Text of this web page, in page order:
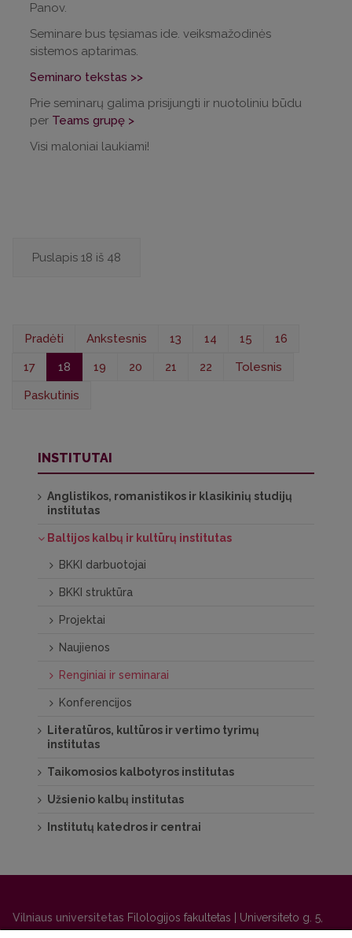
Panov.
Seminare bus tęsiamas ide. veiksmažodinės
sistemos aptarimas.
Seminaro tekstas >>
Prie seminarų galima prisijungti ir nuotoliniu būdu
per Teams grupę >
Visi maloniai laukiami!
Puslapis 18 iš 48
Pradėti Ankstesnis 13 14 15
16
17
18 19 20 21 22
Tolesnis
Paskutinis
INSTITUTAI
Anglistikos, romanistikos ir klasikinių studijų
institutas
Baltijos kalbų ir kultūrų institutas
BKKI darbuotojai
BKKI struktūra
Projektai
Naujienos
Renginiai ir seminarai
Konferencijos
Literatūros, kultūros ir vertimo tyrimų
institutas
Taikomosios kalbotyros institutas
Užsienio kalbų institutas
Institutų katedros ir centrai
Vilniaus universitetas Filologijos fakultetas | Universiteto g. 5,
LT-01131 Vilnius